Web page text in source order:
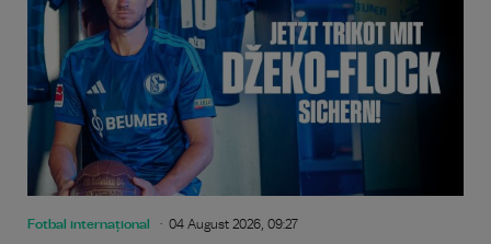
Fotbal internațional 04 August 2026, 09:27